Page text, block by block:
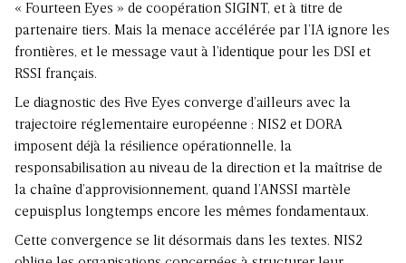
« Fourteen Eyes » de coopération SIGINT, et à titre de
partenaire tiers. Mais la menace accélérée par l’IA ignore les
frontières, et le message vaut à l’identique pour les DSI et
RSSI français.
Le diagnostic des Five Eyes converge d’ailleurs avec la
trajectoire réglementaire européenne : NIS2 et DORA
imposent déjà la résilience opérationnelle, la
responsabilisation au niveau de la direction et la maîtrise de
la chaîne d’approvisionnement, quand l’ANSSI martèle
cepuisplus longtemps encore les mêmes fondamentaux.
Cette convergence se lit désormais dans les textes. NIS2